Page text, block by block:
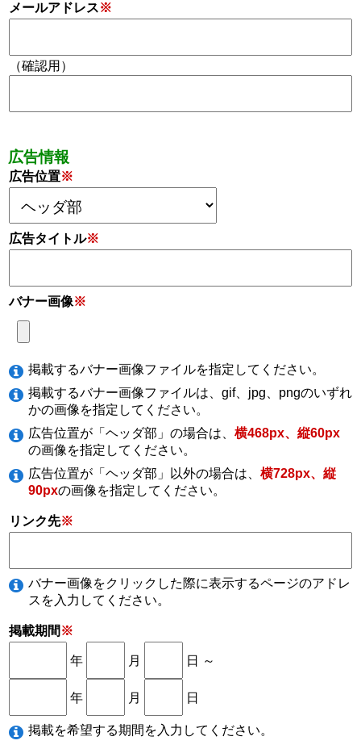
メールアドレス※
（確認用）
広告情報
広告位置※
広告タイトル※
バナー画像※
掲載するバナー画像ファイルを指定してください。
掲載するバナー画像ファイルは、gif、jpg、pngのいずれ
かの画像を指定してください。
広告位置が「ヘッダ部」の場合は、 横468px、縦60px
の画像を指定してください。
広告位置が「ヘッダ部」以外の場合は、 横728px、縦
90pxの画像を指定してください。
リンク先※
バナー画像をクリックした際に表示するページのアドレ
スを入力してください。
掲載期間 ※
年 月 日 ～
年 月 日
掲載を希望する期間を入力してください。